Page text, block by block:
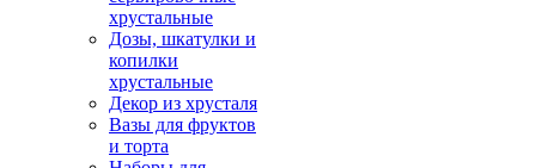
хрустальные
Дозы, шкатулки и
копилки
хрустальные
Декор из хрусталя
Вазы для фруктов
и торта